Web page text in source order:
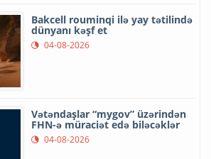
Bakcell rouminqi ilə yay tətilində
dünyanı kəşf et
04-08-2026
Vətəndaşlar “mygov” üzərindən
FHN-ə müraciət edə biləcəklər
04-08-2026